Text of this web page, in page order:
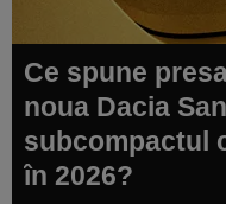
Ce spune
noua Dacia
subcompactul
în 2026?